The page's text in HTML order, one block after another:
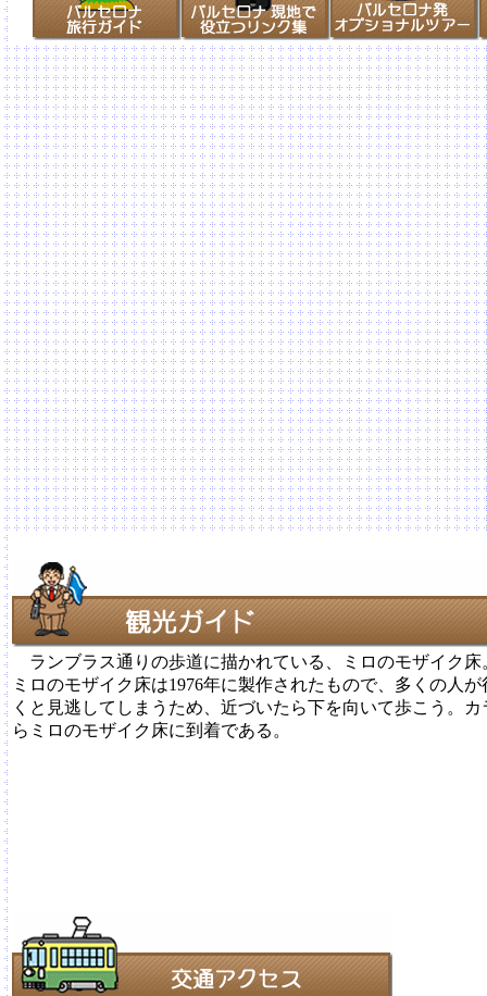
ランブラス通りの歩道に描かれている、ミロのモザイク床
ミロのモザイク床は1976年に製作されたもので、多くの人
くと見逃してしまうため、近づいたら下を向いて歩こう。
らミロのモザイク床に到着である。